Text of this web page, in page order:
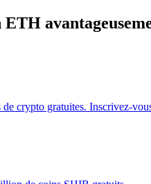
crypto gratuites. Inscrivez-